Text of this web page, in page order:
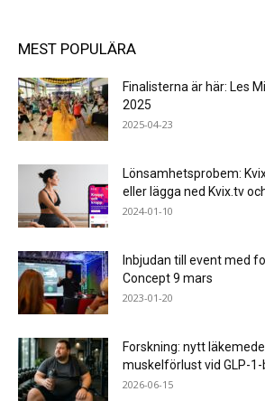
MEST POPULÄRA
Finalisterna är här: Les
2025
2025-04-23
Lönsamhetsprobem:
eller lägga ned Kvix.tv
2024-01-10
Inbjudan till event med
Concept 9 mars
2023-01-20
Forskning: nytt
muskelförlust vid GLP-
2026-06-15